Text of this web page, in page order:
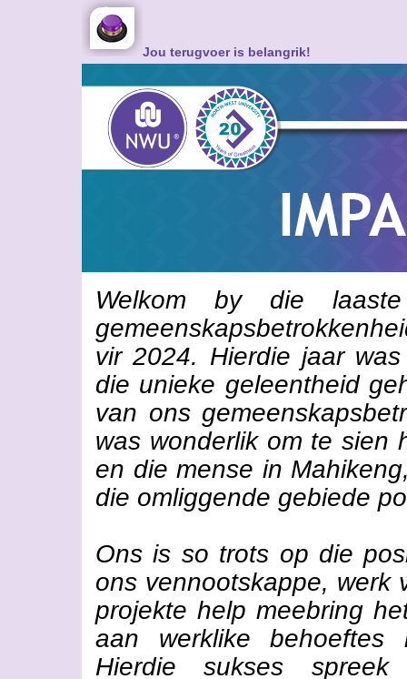
Jou terugvoer is belangrik!
Welkom by die
vir 2024. Hierdie jaar
die unieke geleentheid
van ons
was wonderlik om te sien
en die mense in
die omliggende gebiede
Ons is so trots op die
ons vennootskappe, werk
projekte help meebring
aan werklike
Hierdie sukses